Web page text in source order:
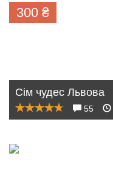
300 ₴
Сім чудес Львова
55